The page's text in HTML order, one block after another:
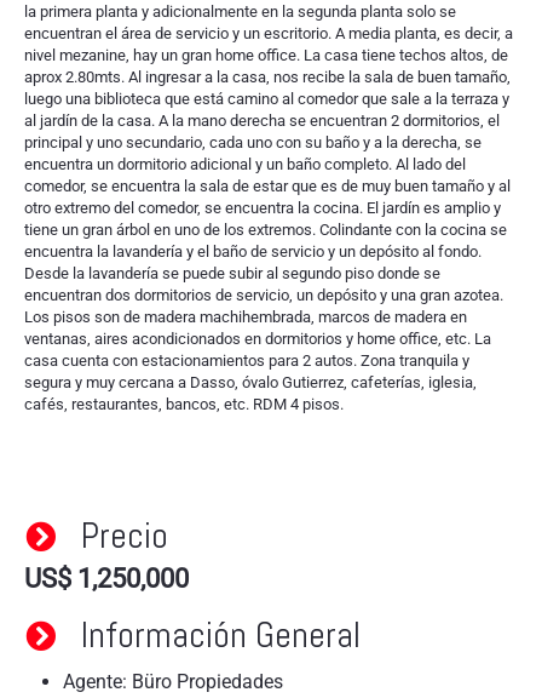
la primera planta y adicionalmente en la segunda planta solo se
encuentran el área de servicio y un escritorio. A media planta, es decir, a
nivel mezanine, hay un gran home office. La casa tiene techos altos, de
aprox 2.80mts. Al ingresar a la casa, nos recibe la sala de buen tamaño,
luego una biblioteca que está camino al comedor que sale a la terraza y
al jardín de la casa. A la mano derecha se encuentran 2 dormitorios, el
principal y uno secundario, cada uno con su baño y a la derecha, se
encuentra un dormitorio adicional y un baño completo. Al lado del
comedor, se encuentra la sala de estar que es de muy buen tamaño y al
otro extremo del comedor, se encuentra la cocina. El jardín es amplio y
tiene un gran árbol en uno de los extremos. Colindante con la cocina se
encuentra la lavandería y el baño de servicio y un depósito al fondo.
Desde la lavandería se puede subir al segundo piso donde se
encuentran dos dormitorios de servicio, un depósito y una gran azotea.
Los pisos son de madera machihembrada, marcos de madera en
ventanas, aires acondicionados en dormitorios y home office, etc. La
casa cuenta con estacionamientos para 2 autos. Zona tranquila y
segura y muy cercana a Dasso, óvalo Gutierrez, cafeterías, iglesia,
cafés, restaurantes, bancos, etc. RDM 4 pisos.
Precio
US$ 1,250,000
Información General
Agente: Büro Propiedades